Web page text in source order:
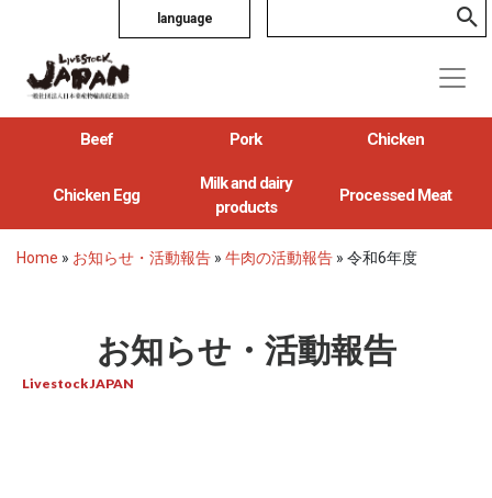
language
Beef Pork Chicken
Chicken Egg
Milk and dairy
products
Processed Meat
Home » お知らせ・活動報告 » 牛肉の活動報告 » 令和6年度
お知らせ・活動報告
Livestock JAPAN